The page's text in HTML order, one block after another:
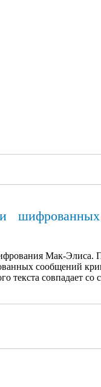
Мак-Элиса.
сообщений
совпадает со